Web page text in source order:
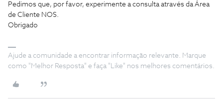
Pedimos que, por favor, experimente a consulta através da Área
de Cliente NOS.
Obrigado
Ajude a comunidade a encontrar informação relevante. Marque
como "Melhor Resposta" e faça "Like" nos melhores comentários.